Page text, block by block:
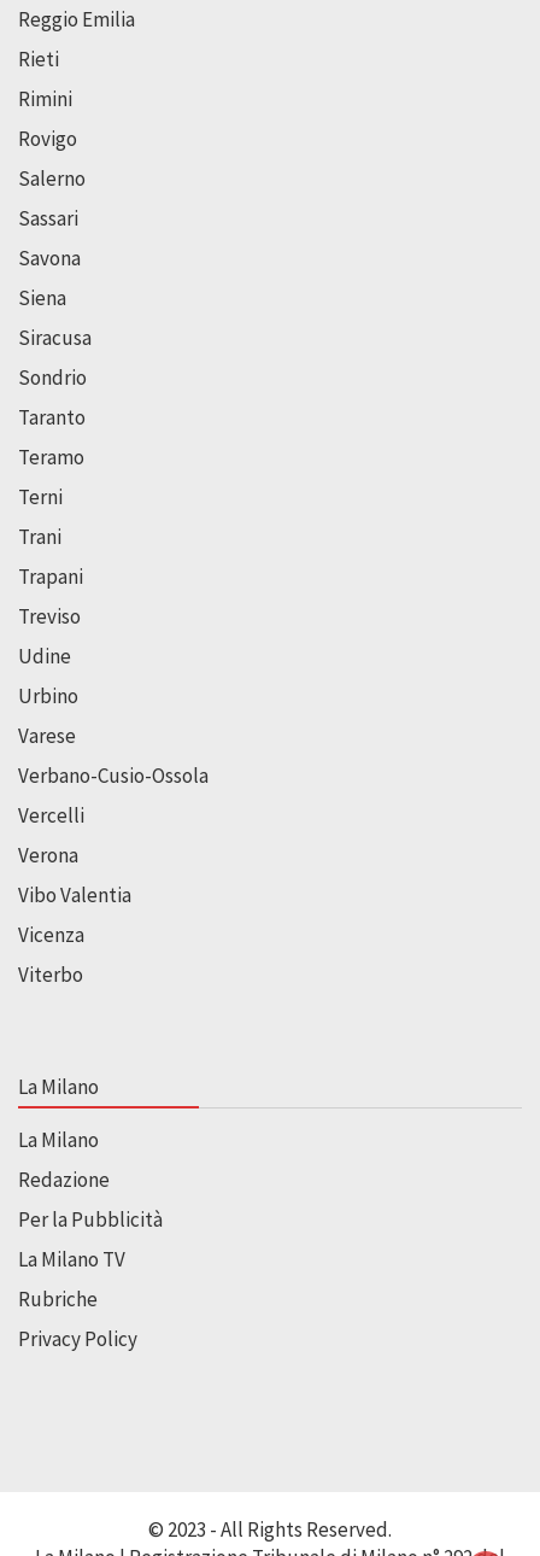
Reggio Emilia
Rieti
Rimini
Rovigo
Salerno
Sassari
Savona
Siena
Siracusa
Sondrio
Taranto
Teramo
Terni
Trani
Trapani
Treviso
Udine
Urbino
Varese
Verbano-Cusio-Ossola
Vercelli
Verona
Vibo Valentia
Vicenza
Viterbo
La Milano
La Milano
Redazione
Per la Pubblicità
La Milano TV
Rubriche
Privacy Policy
© 2023 - All Rights Reserved.